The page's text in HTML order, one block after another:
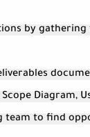
by
Diagram,
team to find